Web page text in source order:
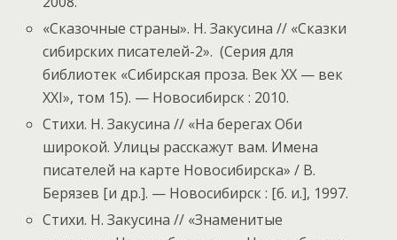
«Сказочные страны». Н. Закусина // «Сказки
сибирских писателей-2». (Серия для
библиотек «Сибирская проза. Век XX — век
XXI», том 15). — Новосибирск : 2010.
Стихи. Н. Закусина // «На берегах Оби
широкой. Улицы расскажут вам. Имена
писателей на карте Новосибирска» / В.
Берязев [и др.]. — Новосибирск : [б. и.], 1997.
Стихи. Н. Закусина // «Знаменитые